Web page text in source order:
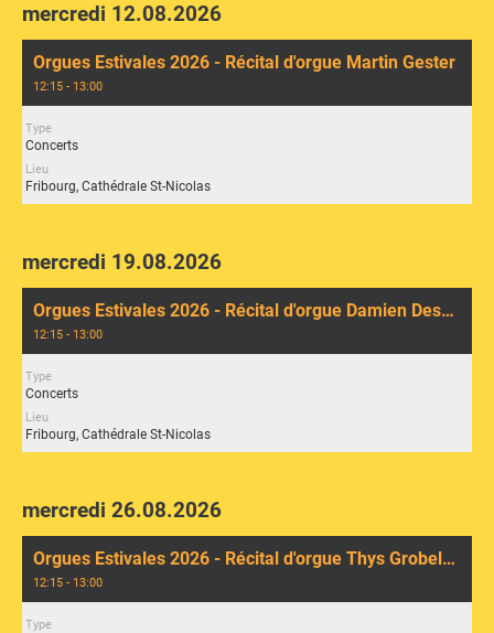
mercredi 12.08.2026
Orgues Estivales 2026 - Récital d'orgue Martin Gester
12:15 - 13:00
Type
Concerts
Lieu
Fribourg, Cathédrale St-Nicolas
mercredi 19.08.2026
Orgues Estivales 2026 - Récital d'orgue Damien Desbenoit
12:15 - 13:00
Type
Concerts
Lieu
Fribourg, Cathédrale St-Nicolas
mercredi 26.08.2026
Orgues Estivales 2026 - Récital d'orgue Thys Grobelnik
12:15 - 13:00
Type